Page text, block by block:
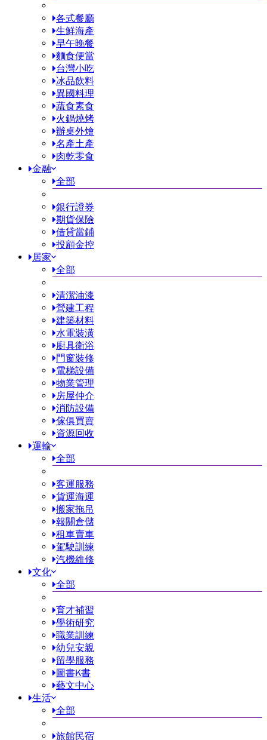
各式餐廳
生鮮海產
早午晚餐
麵食便當
台灣小吃
冰品飲料
異國料理
蔬食素食
火鍋燒烤
辦桌外燴
名產土產
肉乾零食
金融
全部
銀行證券
期貨保險
借貸當鋪
投顧金控
居家
全部
清潔油漆
營建工程
建築材料
水電裝潢
廚具衛浴
門窗裝修
電梯設備
物業管理
房屋仲介
消防設備
傢俱買賣
資源回收
運輸
全部
客運服務
貨運海運
搬家拖吊
報關倉儲
租車賣車
駕駛訓練
汽機維修
文化
全部
育才補習
學術研究
職業訓練
幼兒安親
留學服務
圖書K書
藝文中心
生活
全部
旅館民宿